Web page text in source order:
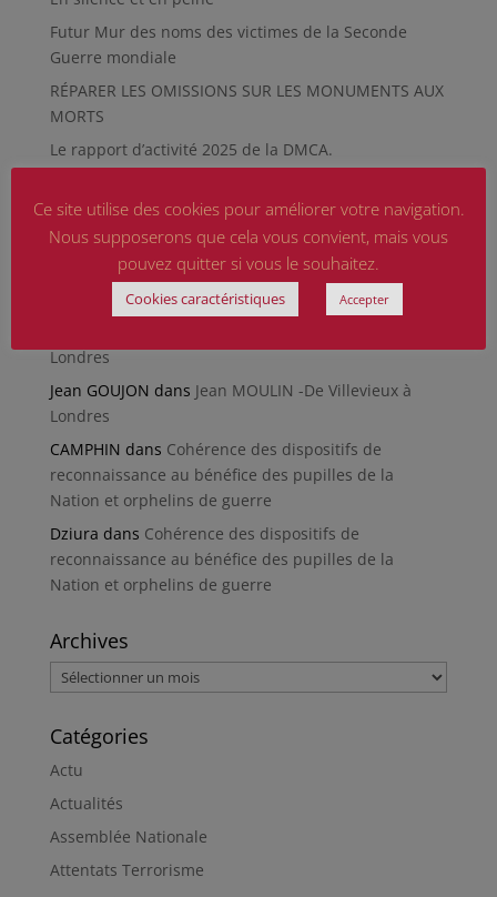
Futur Mur des noms des victimes de la Seconde
Guerre mondiale
RÉPARER LES OMISSIONS SUR LES MONUMENTS AUX
MORTS
Le rapport d’activité 2025 de la DMCA.
Commentaires récents
CAMARA OumardansRetrouver son dossier de
Pupille de la Nation
Londres
Jean GOUJON dans Jean MOULIN -De Villevieux à
Londres
CAMPHIN dans Cohérence des dispositifs de
reconnaissance au bénéfice des pupilles de la
Nation et orphelins de guerre
Dziura dans Cohérence des dispositifs de
reconnaissance au bénéfice des pupilles de la
Nation et orphelins de guerre
Archives
Archives
Catégories
Actu
Actualités
Assemblée Nationale
Attentats Terrorisme
Ce site utilise des cookies pour améliorer votre navigation.
Nous supposerons que cela vous convient, mais vous
pouvez quitter si vous le souhaitez.
Cookies caractéristiques Accepter